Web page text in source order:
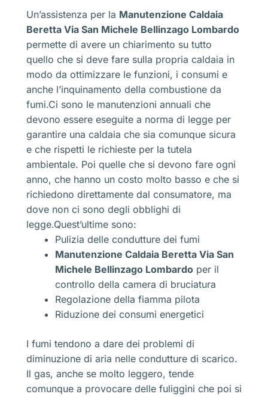
Un’assistenza per la Manutenzione Caldaia
Beretta Via San Michele Bellinzago Lombardo
permette di avere un chiarimento su tutto
quello che si deve fare sulla propria caldaia in
modo da ottimizzare le funzioni, i consumi e
anche l’inquinamento della combustione da
fumi.Ci sono le manutenzioni annuali che
devono essere eseguite a norma di legge per
garantire una caldaia che sia comunque sicura
e che rispetti le richieste per la tutela
ambientale. Poi quelle che si devono fare ogni
anno, che hanno un costo molto basso e che si
richiedono direttamente dal consumatore, ma
dove non ci sono degli obblighi di
legge.Quest’ultime sono:
Pulizia delle condutture dei fumi
Manutenzione Caldaia Beretta Via San
Michele Bellinzago Lombardo per il
controllo della camera di bruciatura
Regolazione della fiamma pilota
Riduzione dei consumi energetici
I fumi tendono a dare dei problemi di
diminuzione di aria nelle condutture di scarico.
Il gas, anche se molto leggero, tende
comunque a provocare delle fuliggini che poi si